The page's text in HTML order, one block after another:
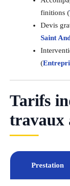
finitions (
Devis
Saint
(
Tarifs
travaux
Prestation